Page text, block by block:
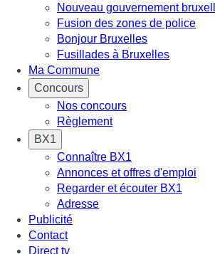
Nouveau gouvernement
Fusion des zones de police
Bonjour Bruxelles
Fusillades à Bruxelles
Ma Commune
Concours
Nos concours
Règlement
BX1
Connaître BX1
Annonces et offres d'emploi
Regarder et écouter BX1
Adresse
Publicité
Contact
Direct tv